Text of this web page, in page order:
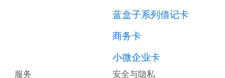
蓝盒子系列借记卡
商务卡
小微企业卡
服务 安全与隐私